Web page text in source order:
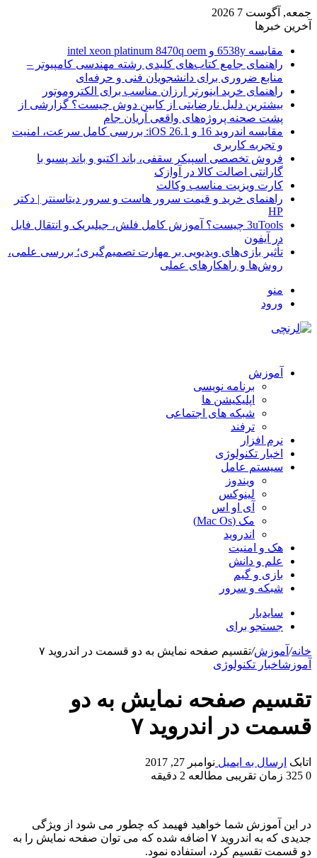
جمعه, آگوست 7 2026
آخرین خبرها
مقایسه 6538y و intel xeon platinum 8470q oem
راهنمای جامع کتاب‌های کلیدی رشته مهندسی کامپیوتر –
منابع ضروری برای دانشجویان فنی و حرفه‌ای
راهنمای خرید اینورتر ارزان مناسب برای الکتروموتور
بیشترین دلیل نارضایتی از کابین دوش چیست؟ گزارشی از
پشت صحنه پروژه‌های واقعی آریان جام
مقایسه اندروید 16 و iOS 26.1: بررسی کامل سرعت، امنیت
و تجربه کاربری
فروش تخصصی اسپیکر سقفی، باند اکتیو و باند پسیو با
گارانتی اصالت کالا در آوازک
کارت ویزیت مناسب وکالت
راهنمای خرید و قیمت سرور هاست و سرور دیتاسنتر | دکتر
HP
3uTools چیست؟ آموزش کامل فلش، جیلبریک و انتقال فایل
در آیفون
تأثیر بازی‌های ویدیویی بر مهارت تصمیم‌گیری؛ بررسی علمی،
روش‌ها و راهکارهای عملی
منو
ورود
آموزش
برنامه نویسی
اپلیکیشن ها
شبکه های اجتماعی
ترفند
نرم افزار
اخبار تکنولوژی
سیستم عامل
ویندوز
لینوکس
آی او اس
مک (Mac Os)
اندروید
هک و امنیت
علم و دانش
بازی و گیم
شبکه و سرور
سایدبار
جستجو برای
خانه/ آموزش/تقسیم صفحه نمایش به دو قسمت در اندروید ۷
آموزشاخبار تکنولوژی
تقسیم صفحه نمایش به دو
قسمت در اندروید ۷
اتابک ارسال به ایمیل نوامبر 27, 2017
0
زمان تقریبی مطالعه 2 دقیقه
در این آموزش شما خواهید فهیمد که چطور می شود از ویژگی
جدیدی که به اندروید ۷ اضافه شده که می توان صفحه نمایش را به
دو قسمت تقسیم کرد، استفاده نمود.